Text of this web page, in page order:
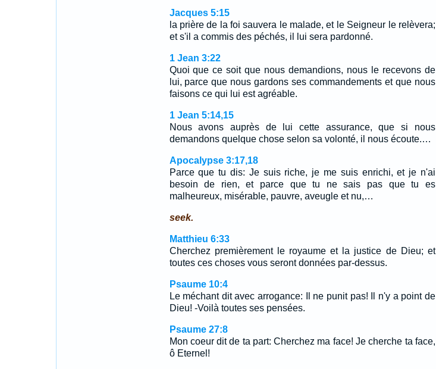
Jacques 5:15
la prière de la foi sauvera le malade, et le Seigneur le relèvera;
et s'il a commis des péchés, il lui sera pardonné.
1 Jean 3:22
Quoi que ce soit que nous demandions, nous le recevons de
lui, parce que nous gardons ses commandements et que nous
faisons ce qui lui est agréable.
1 Jean 5:14,15
Nous avons auprès de lui cette assurance, que si nous
demandons quelque chose selon sa volonté, il nous écoute.…
Apocalypse 3:17,18
Parce que tu dis: Je suis riche, je me suis enrichi, et je n'ai
besoin de rien, et parce que tu ne sais pas que tu es
malheureux, misérable, pauvre, aveugle et nu,…
seek.
Matthieu 6:33
Cherchez premièrement le royaume et la justice de Dieu; et
toutes ces choses vous seront données par-dessus.
Psaume 10:4
Le méchant dit avec arrogance: Il ne punit pas! Il n'y a point de
Dieu! -Voilà toutes ses pensées.
Psaume 27:8
Mon coeur dit de ta part: Cherchez ma face! Je cherche ta face,
ô Eternel!